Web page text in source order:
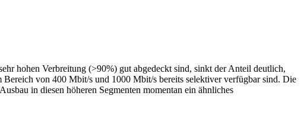
hohen Verbreitung (>90%) gut abgedeckt sind, sinkt der Anteil deutlich,
von 400 Mbit/s und 1000 Mbit/s bereits selektiver verfügbar sind. Die
in diesen höheren Segmenten momentan ein ähnliches